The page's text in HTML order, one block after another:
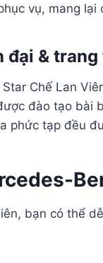
vụ, mang
đại &
Chế Lan
đào tạo bài
phức tạp đều
bạn có thể